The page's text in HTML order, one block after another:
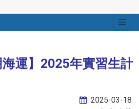
運】2025年實習生計
2025-03-18